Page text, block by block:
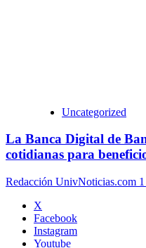
Uncategorized
La Banca Digital de
cotidianas para
Redacción UnivNoticias.com
X
Facebook
Instagram
Youtube